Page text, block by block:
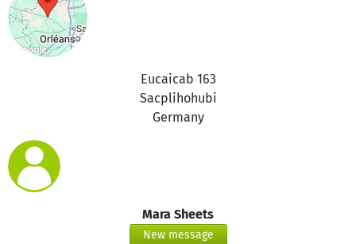
Eucaicab 163
Sacplihohubi
Germany
Mara Sheets
New message